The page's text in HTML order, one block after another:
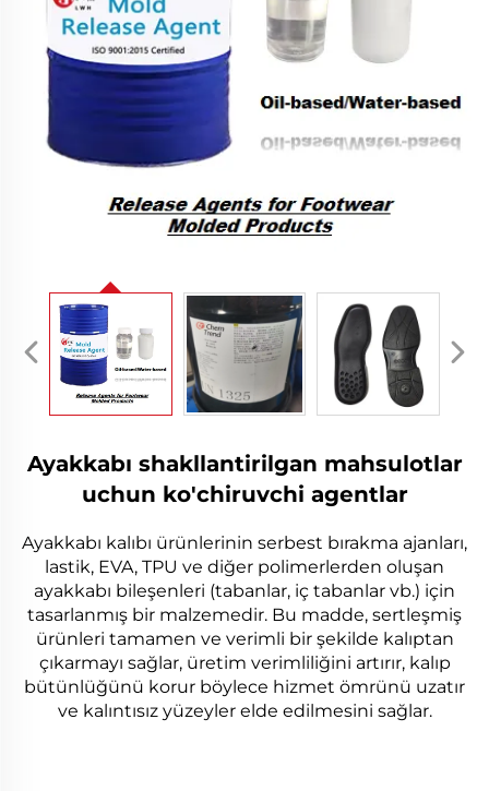
Ayakkabı shakllantirilgan mahsulotlar
uchun ko'chiruvchi agentlar
Ayakkabı kalıbı ürünlerinin serbest bırakma ajanları,
lastik, EVA, TPU ve diğer polimerlerden oluşan
ayakkabı bileşenleri (tabanlar, iç tabanlar vb.) için
tasarlanmış bir malzemedir. Bu madde, sertleşmiş
ürünleri tamamen ve verimli bir şekilde kalıptan
çıkarmayı sağlar, üretim verimliliğini artırır, kalıp
bütünlüğünü korur böylece hizmet ömrünü uzatır
ve kalıntısız yüzeyler elde edilmesini sağlar.